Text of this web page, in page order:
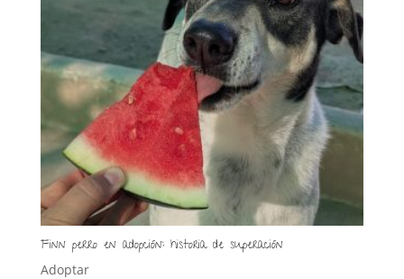
Finn perro en adopción: historia de superación
Adoptar